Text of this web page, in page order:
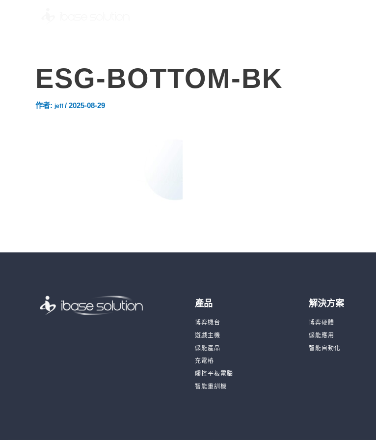
ESG-BOTTOM-BK
作者: jeff / 2025-08-29
產品
博弈機台
遊戲主機
儲能產品
充電樁
觸控平板電腦
智能重訓機
解決方案
博弈硬體
儲能應用
智能自動化